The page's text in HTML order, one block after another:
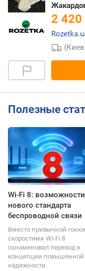
2 420
Полезные
Wi-Fi 8: возможности
нового стандарта
беспроводной связи
Вместо привычной
скоростями Wi-Fi 8
ознаменовал переход к
концепции повышенной
надежности.